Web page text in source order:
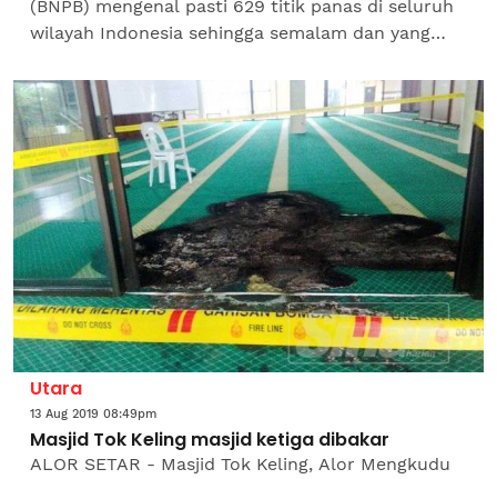
(BNPB) mengenal pasti 629 titik panas di seluruh
wilayah Indonesia sehingga semalam dan yang
Utara
13 Aug 2019 08:49pm
Masjid Tok Keling masjid ketiga dibakar
ALOR SETAR - Masjid Tok Keling, Alor Mengkudu